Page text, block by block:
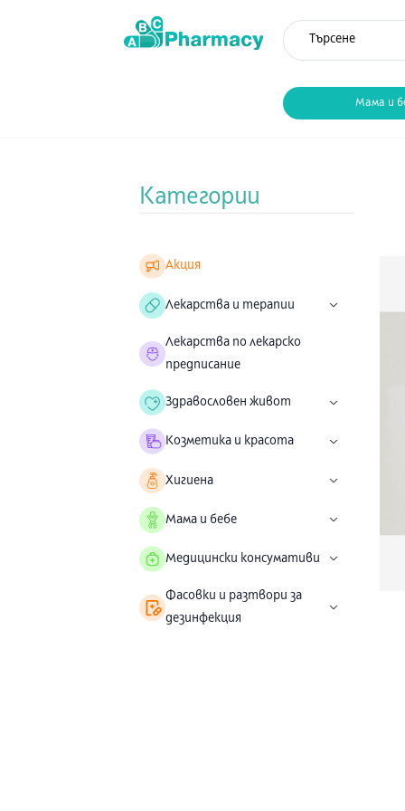
Мама и
Категории
Акция
Лекарства и терапии
Лекарства по лекарско
предписание
Здравословен живот
Козметика и красота
Хигиена
Мама и бебе
Медицински консумативи
Фасовки и разтвори за
дезинфекция